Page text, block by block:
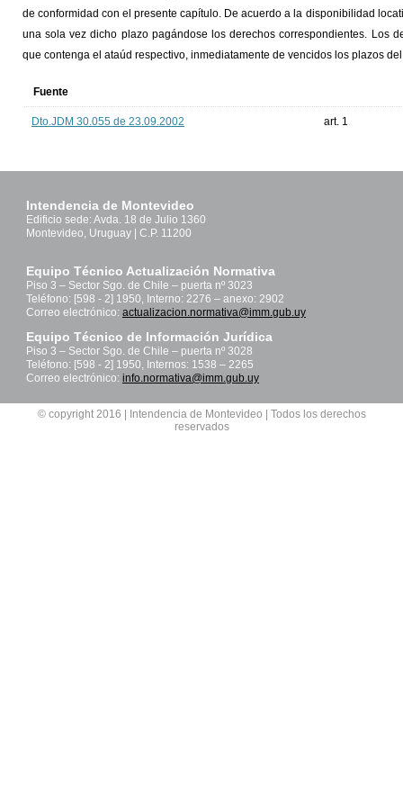
de conformidad con el presente capítulo. De acuerdo a la disponibilidad
una sola vez dicho plazo pagándose los derechos correspondientes. Los
que contenga el ataúd respectivo, inmediatamente de vencidos los plazos
Fuente
Dto.JDM 30.055 de 23.09.2002 art. 1
Intendencia de Montevideo
Edificio sede: Avda. 18 de Julio 1360
Montevideo, Uruguay | C.P. 11200
Equipo Técnico Actualización Normativa
Piso 3 – Sector Sgo. de Chile – puerta nº 3023
Teléfono: [598 - 2] 1950, Interno: 2276 – anexo: 2902
Correo electrónico: actualizacion.normativa@imm.gub.uy
Equipo Técnico de Información Jurídica
Piso 3 – Sector Sgo. de Chile – puerta nº 3028
Teléfono: [598 - 2] 1950, Internos: 1538 – 2265
Correo electrónico: info.normativa@imm.gub.uy
© copyright 2016 | Intendencia de Montevideo | Todos los derechos
reservados